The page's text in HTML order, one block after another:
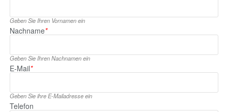
Geben Sie Ihren Vornamen ein
Nachname*
Geben Sie Ihren Nachnamen ein
E‑Mail*
Geben Sie ihre E‑Mailadresse ein
Telefon